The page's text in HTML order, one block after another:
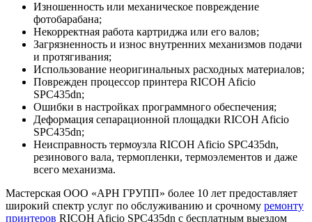
Изношенность или механическое повреждение
фотобарабана;
Некорректная работа картриджа или его валов;
Загрязненность и износ внутренних механизмов подачи
и протягивания;
Использование неоригинальных расходных материалов;
Поврежден процессор принтера RICOH Aficio
SPC435dn;
Ошибки в настройках программного обеспечения;
Деформация сепарационной площадки RICOH Aficio
SPC435dn;
Неисправность термоузла RICOH Aficio SPC435dn,
резинового вала, термопленки, термоэлементов и даже
всего механизма.
Мастерская ООО «АРН ГРУПП» более 10 лет предоставляет
широкий спектр услуг по обслуживанию и срочному ремонту
принтеров RICOH Aficio SPC435dn с бесплатным выездом